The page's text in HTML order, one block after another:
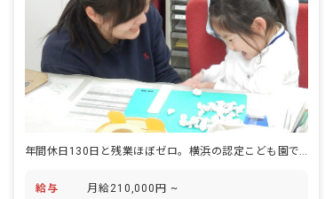
給与 月給210,000円 ~